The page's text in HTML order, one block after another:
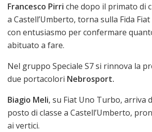
Francesco Pirri che dopo il primato di
a Castell’Umberto, torna sulla Fida Fiat
con entusiasmo per confermare
abituato a fare.
Nel gruppo Speciale S7 si rinnova la
due portacolori Nebrosport.
Biagio Meli, su Fiat Uno Turbo, arriva
posto di classe a Castell’Umberto,
ai vertici.